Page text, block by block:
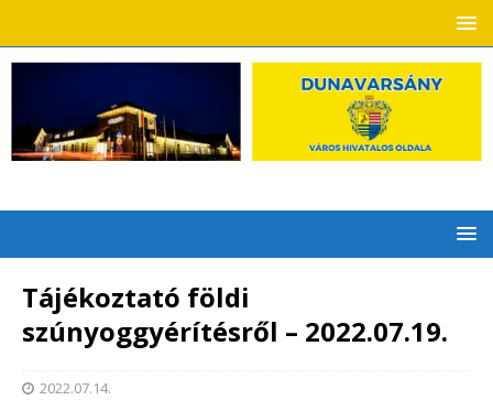
Tájékoztató földi
szúnyoggyérítésről – 2022.07.19.
2022.07.14.